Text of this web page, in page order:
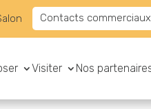
Contacts commerciaux
Visiter Nos